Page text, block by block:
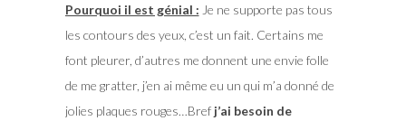
Pourquoi il est génial : Je ne supporte pas tous
les contours des yeux, c’est un fait. Certains me
font pleurer, d’autres me donnent une envie folle
de me gratter, j’en ai même eu un qui m’a donné de
jolies plaques rouges…Bref j’ai besoin de